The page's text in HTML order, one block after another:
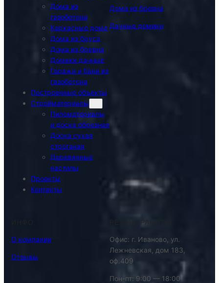
Дома из
газобетона
Каркасные дома
Дома из бруса
Дома из бревна
Домики дачные
Гаражи и бани из
газобетона
Построенные объекты
Стройматериалы
Пиломатериалы
и доска обрезная
Доска сухая
строганая
Деревянные
настилы
Проекты
Контакты
Дома из бревна
Дачные домики
О компании
Отзывы
РЕЖИМ РАБОТЫ
Офис: г. Иваново, ул.
Лежневская, дом 183,
оф.409
Пон-пт: 9:00 — 18:00